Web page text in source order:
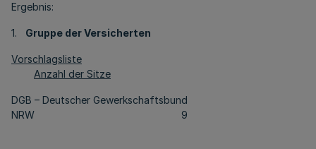
Ergebnis:
1. Gruppe der Versicherten
Vorschlagsliste
Anzahl der Sitze
DGB – Deutscher Gewerkschaftsbund
NRW 9